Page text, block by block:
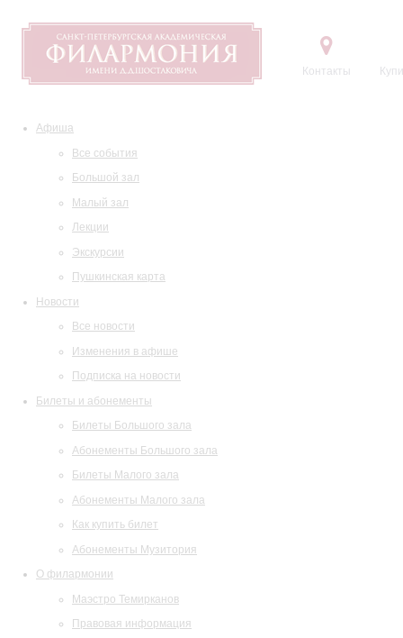
Контакты
Афиша
Все события
Большой зал
Малый зал
Лекции
Экскурсии
Пушкинская карта
Новости
Все новости
Изменения в афише
Подписка на новости
Билеты и абонементы
Билеты Большого зала
Абонементы Большого зала
Билеты Малого зала
Абонементы Малого зала
Как купить билет
Абонементы Музитория
О филармонии
Маэстро Темирканов
Правовая информация